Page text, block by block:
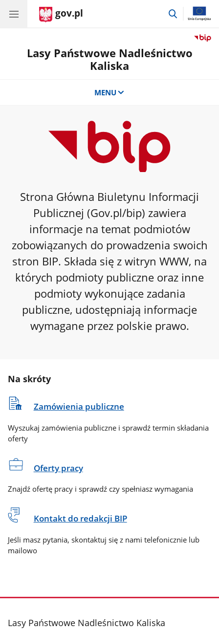
gov.pl
przejdź
Lasy Państwowe Nadleśnictwo
Kaliska
MENU
Strona Główna Biuletynu Informacji
Publicznej (Gov.pl/bip) zawiera
informacje na temat podmiotów
zobowiązanych do prowadzenia swoich
stron BIP. Składa się z witryn WWW, na
których podmioty publiczne oraz inne
podmioty wykonujące zadania
publiczne, udostępniają informacje
wymagane przez polskie prawo.
Na skróty
Zamówienia publiczne
Wyszukaj zamówienia publiczne i sprawdź termin składania
oferty
Oferty pracy
Znajdź ofertę pracy i sprawdź czy spełniasz wymagania
Kontakt do redakcji BIP
Jeśli masz pytania, skontaktuj się z nami telefonicznie lub
mailowo
stopka
Lasy Państwowe Nadleśnictwo Kaliska